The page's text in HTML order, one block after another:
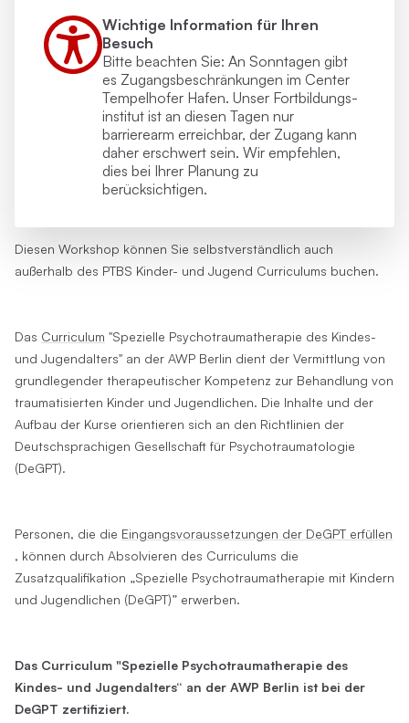
Diesen Workshop können Sie selbstverständlich auch
außerhalb des PTBS Kinder- und Jugend Curriculums buchen.
Das Curriculum "Spezielle Psychotraumatherapie des Kindes-
und Jugendalters" an der AWP Berlin dient der Vermittlung von
grundlegender therapeutischer Kompetenz zur Behandlung von
traumatisierten Kinder und Jugendlichen. Die Inhalte und der
Aufbau der Kurse orientieren sich an den Richtlinien der
Deutschsprachigen Gesellschaft für Psychotraumatologie
(DeGPT).
Personen, die die Eingangsvoraussetzungen der DeGPT erfüllen
, können durch Absolvieren des Curriculums die
Zusatzqualifikation „Spezielle Psychotraumatherapie mit Kindern
und Jugendlichen (DeGPT)” erwerben.
Das Curriculum "Spezielle Psychotraumatherapie des
Kindes- und Jugendalters“ an der AWP Berlin ist bei der
DeGPT zertifiziert.
Wichtige Information für Ihren
Besuch
Bitte beachten Sie: An Sonntagen gibt
es Zugangs­beschränkungen im Center
Tempelhofer Hafen. Unser Fortbildungs­
institut ist an diesen Tagen nur
barrierearm erreichbar, der Zugang kann
daher erschwert sein. Wir empfehlen,
dies bei Ihrer Planung zu
berücksichtigen.